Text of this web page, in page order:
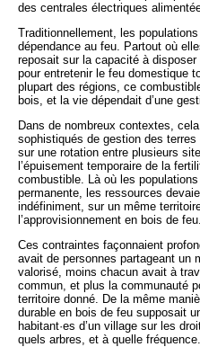
des centrales électriques
Traditionnellement, les
dépendance au feu. Partout où
reposait sur la capacité à
pour entretenir le feu domestique
plupart des régions, ce
bois, et la vie dépendait d’une
Dans de nombreux contextes,
sophistiqués de gestion des
sur une rotation entre plusieurs
l’épuisement temporaire de la
combustible. Là où les
permanente, les ressources
indéfiniment, sur un même
l’approvisionnement en bois de feu.
Ces contraintes façonnaient
avait de personnes partageant un
valorisé, moins chacun avait à
commun, et plus la communauté
territoire donné. De la même
durable en bois de feu supposait
habitant·es d’un village sur les
quels arbres, et à quelle fréquence.